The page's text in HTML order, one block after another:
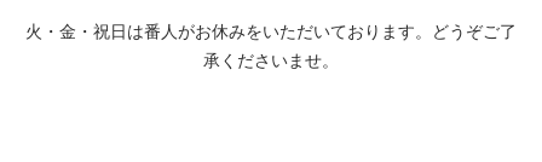
火・金・祝日は番人がお休みをいただいております。どうぞご了
承くださいませ。